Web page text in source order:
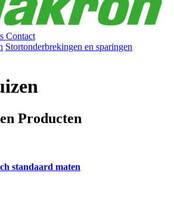
Contact
Stortonderbrekingen en sparingen
Producten
standaard maten